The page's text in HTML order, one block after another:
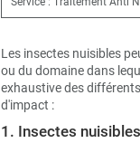
Les insectes nuisibles
ou du domaine dans
exhaustive des
d'impact :
1. Insectes